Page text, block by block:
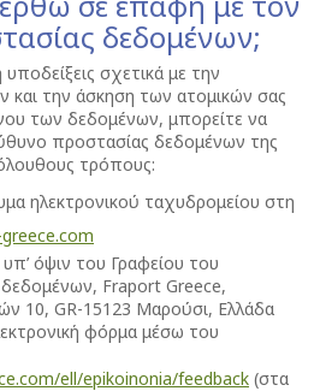
δεδομένων;
σχετικά με την
την άσκηση των ατομικών σας
των δεδομένων, μπορείτε να
προστασίας δεδομένων της
τρόπους:
ηλεκτρονικού ταχυδρομείου στη
όψιν του Γραφείου του
Fraport Greece,
10, GR-15123 Μαρούσι, Ελλάδα
φόρμα μέσω του
ell/epikoinonia/feedback (στα